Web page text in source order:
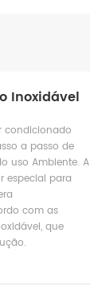
Inoxidável
condicionado
a passo de
uso Ambiente. A
especial para
com as
que